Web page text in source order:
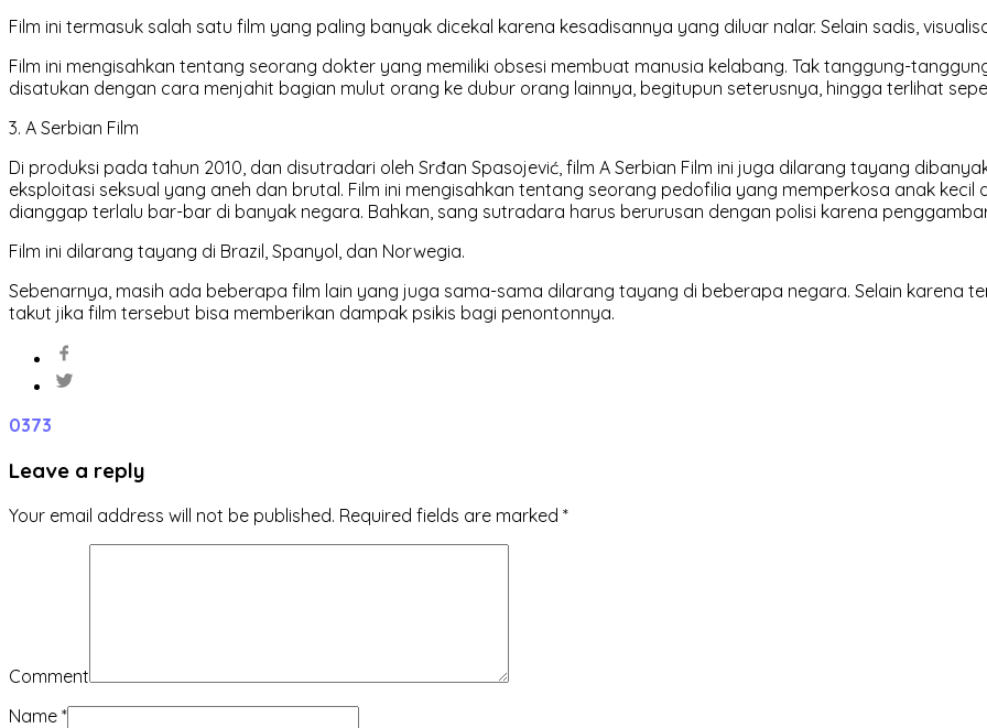
Film ini termasuk salah satu film yang paling banyak dicekal karena kesadisannya yang diluar nalar. Selain sadis,
Film ini mengisahkan tentang seorang dokter yang memiliki obsesi membuat manusia kelabang. Tak tanggung-
disatukan dengan cara menjahit bagian mulut orang ke dubur orang lainnya, begitupun seterusnya, hingga terlihat
3. A Serbian Film
Di produksi pada tahun 2010, dan disutradari oleh Srđan Spasojević, film A Serbian Film ini juga dilarang tayang
eksploitasi seksual yang aneh dan brutal. Film ini mengisahkan tentang seorang pedofilia yang memperkosa anak
dianggap terlalu bar-bar di banyak negara. Bahkan, sang sutradara harus berurusan dengan polisi karena
Film ini dilarang tayang di Brazil, Spanyol, dan Norwegia.
Sebenarnya, masih ada beberapa film lain yang juga sama-sama dilarang tayang di beberapa negara. Selain karena
takut jika film tersebut bisa memberikan dampak psikis bagi penontonnya.
0373
Leave a reply
Your email address will not be published. Required fields are marked *
Comment
Name *